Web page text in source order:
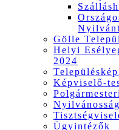
Gölle
Helyi
2024
Képviselő-
Nyilvánosság
Ügyintézők